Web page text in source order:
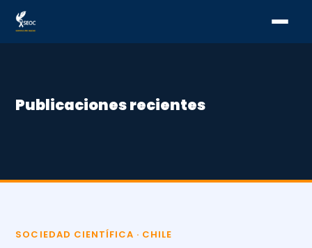
Publicaciones recientes
SEOC
SOCIEDAD CIENTÍFICA · CHILE